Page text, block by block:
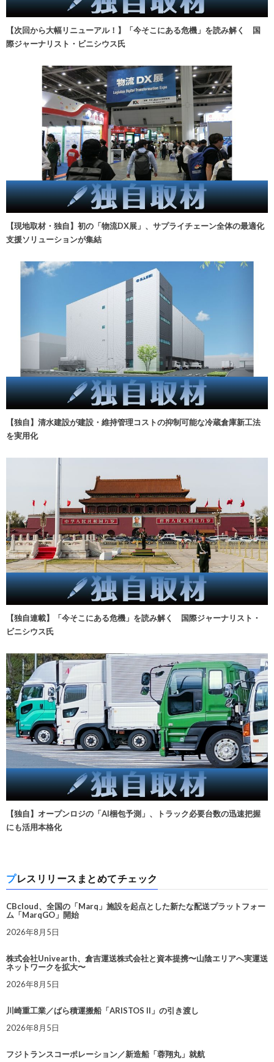
【次回から大幅リニューアル！】「今そこにある危機」を読み解く 国
際ジャーナリスト・ビニシウス氏
【現地取材・独自】初の「物流DX展」、サプライチェーン全体の最適化
支援ソリューションが集結
【独自】清水建設が建設・維持管理コストの抑制可能な冷蔵倉庫新工法
を実用化
【独自連載】「今そこにある危機」を読み解く 国際ジャーナリスト・
ビニシウス氏
【独自】オープンロジの「AI梱包予測」、トラック必要台数の迅速把握
にも活用本格化
プレスリリースまとめてチェック
CBcloud、全国の「Marq」施設を起点とした新たな配送プラットフォー
ム「MarqGO」開始
2026年8月5日
株式会社Univearth、倉吉運送株式会社と資本提携〜山陰エリアへ実運送
ネットワークを拡大〜
2026年8月5日
川崎重工業／ばら積運搬船「ARISTOS II」の引き渡し
2026年8月5日
フジトランスコーポレーション／新造船「蓉翔丸」就航